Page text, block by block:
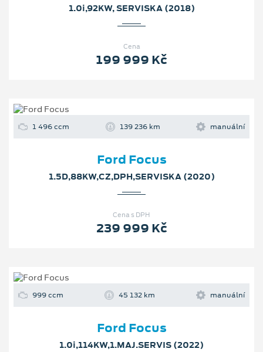
1.0i,92KW, SERVISKA (2018)
Cena
199 999 Kč
1 496 ccm 139 236 km manuální
Ford Focus
1.5D,88KW,CZ,DPH,SERVISKA (2020)
Cena s DPH
239 999 Kč
999 ccm 45 132 km manuální
Ford Focus
1.0i,114KW,1.MAJ.SERVIS (2022)